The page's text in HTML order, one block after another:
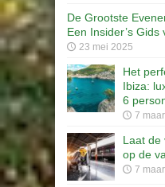
De Grootste
Een Insider’s
23 mei 2025
Het
Ibiza:
6
7
Laat de
op de
7